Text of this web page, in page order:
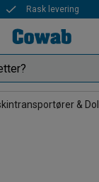
Rask levering
&